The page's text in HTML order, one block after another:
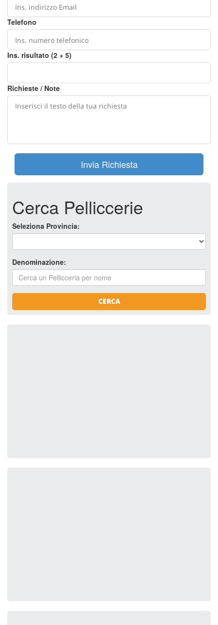
Telefono
Ins. risultato (2 + 5)
Richieste / Note
Invia Richiesta
Cerca Pelliccerie
Seleziona Provincia:
Denominazione:
CERCA